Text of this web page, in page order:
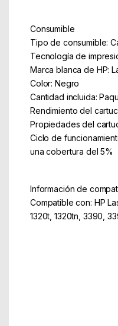
Consumible
Tipo de consumible:
Tecnología de
Marca blanca de HP:
Color: Negro
Cantidad incluida:
Rendimiento del
Propiedades del
Ciclo de
una cobertura del 5%
Información de
Compatible con: HP
1320t, 1320tn, 3390,